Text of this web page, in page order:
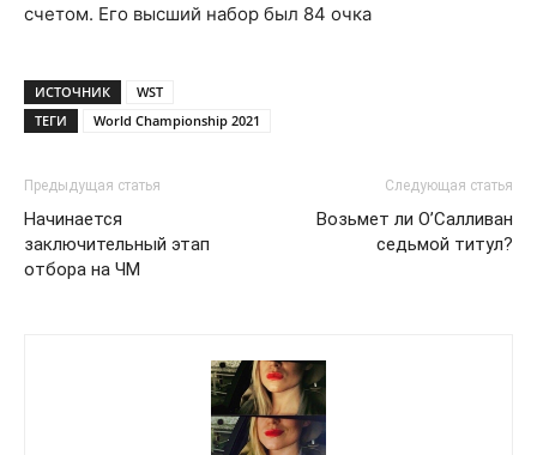
счетом. Его высший набор был 84 очка
ИСТОЧНИК
WST
ТЕГИ
World Championship 2021
Предыдущая статья
Начинается
заключительный этап
отбора на ЧМ
Следующая статья
Возьмет ли О’Салливан
седьмой титул?